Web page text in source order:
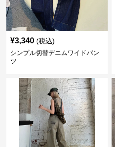
¥3,340 (税込)
シンプル切替デニムワイドパン
ツ